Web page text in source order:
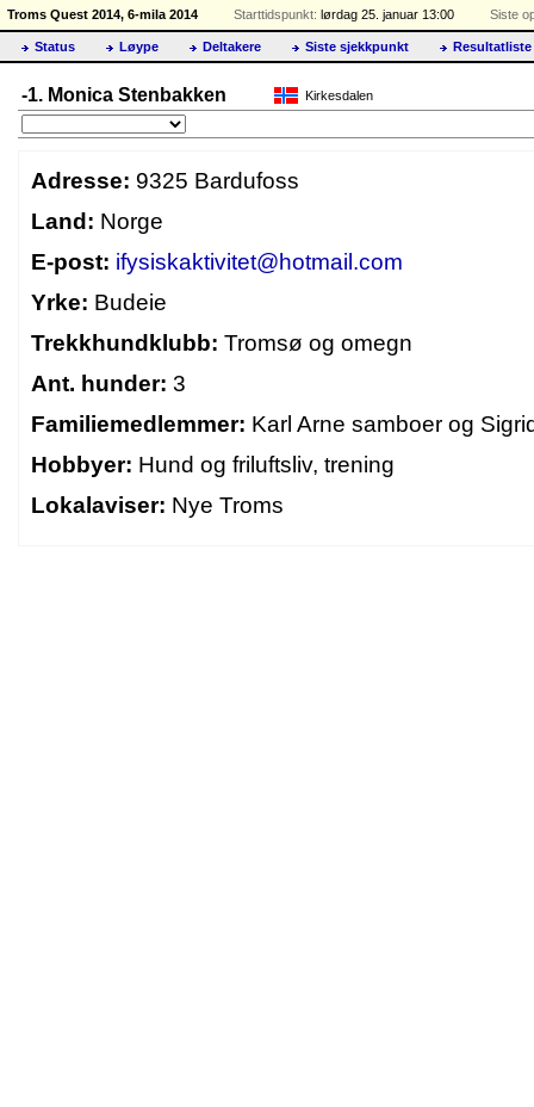
Troms Quest 2014, 6-mila 2014 Starttidspunkt: lørdag 25. januar 13:00 Siste
Status Løype Deltakere Siste sjekkpunkt Resultatliste
-1. Monica Stenbakken Kirkesdalen
Adresse: 9325 Bardufoss
Land: Norge
E-post: ifysiskaktivitet@hotmail.com
Yrke: Budeie
Trekkhundklubb: Tromsø og omegn
Ant. hunder: 3
Familiemedlemmer: Karl Arne samboer og
Hobbyer: Hund og friluftsliv, trening
Lokalaviser: Nye Troms